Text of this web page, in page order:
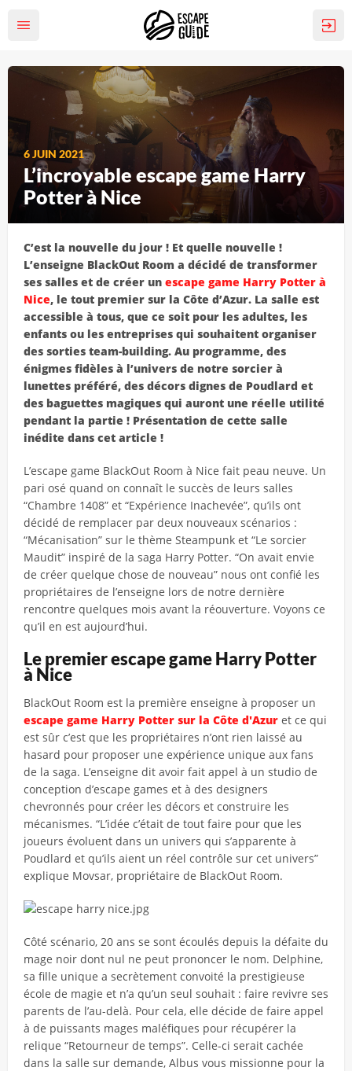
6 JUIN 2021
L’incroyable escape game Harry
Potter à Nice
C’est la nouvelle du jour ! Et quelle nouvelle !
L’enseigne BlackOut Room a décidé de transformer
ses salles et de créer un escape game Harry Potter à
Nice, le tout premier sur la Côte d’Azur. La salle est
accessible à tous, que ce soit pour les adultes, les
enfants ou les entreprises qui souhaitent organiser
des sorties team-building. Au programme, des
énigmes fidèles à l’univers de notre sorcier à
lunettes préféré, des décors dignes de Poudlard et
des baguettes magiques qui auront une réelle utilité
pendant la partie ! Présentation de cette salle
inédite dans cet article !
L’escape game BlackOut Room à Nice fait peau neuve. Un
pari osé quand on connaît le succès de leurs salles
“Chambre 1408” et “Expérience Inachevée”, qu’ils ont
décidé de remplacer par deux nouveaux scénarios :
“Mécanisation” sur le thème Steampunk et “Le sorcier
Maudit” inspiré de la saga Harry Potter. “On avait envie
de créer quelque chose de nouveau” nous ont confié les
propriétaires de l’enseigne lors de notre dernière
rencontre quelques mois avant la réouverture. Voyons ce
qu’il en est aujourd’hui.
Le premier escape game Harry Potter
à Nice
BlackOut Room est la première enseigne à proposer un
escape game Harry Potter sur la Côte d'Azur et ce qui
est sûr c’est que les propriétaires n’ont rien laissé au
hasard pour proposer une expérience unique aux fans
de la saga. L’enseigne dit avoir fait appel à un studio de
conception d’escape games et à des designers
chevronnés pour créer les décors et construire les
mécanismes. “L’idée c’était de tout faire pour que les
joueurs évoluent dans un univers qui s’apparente à
Poudlard et qu’ils aient un réel contrôle sur cet univers”
explique Movsar, propriétaire de BlackOut Room.
Côté scénario, 20 ans se sont écoulés depuis la défaite du
mage noir dont nul ne peut prononcer le nom. Delphine,
sa fille unique a secrètement convoité la prestigieuse
école de magie et n’a qu’un seul souhait : faire revivre ses
parents de l’au-delà. Pour cela, elle décide de faire appel
à de puissants mages maléfiques pour récupérer la
relique “Retourneur de temps”. Celle-ci serait cachée
dans la salle sur demande, Albus vous missionne pour la